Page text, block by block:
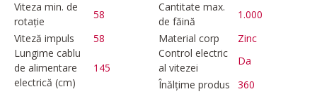
Viteza min. de
rotație
58
Cantitate max.
de făină
1.000
Viteză impuls
58 Material corp
Zinc
Lungime cablu
de alimentare
electrică (cm)
145
Control electric
al vitezei
Da
Înălțime produs
360